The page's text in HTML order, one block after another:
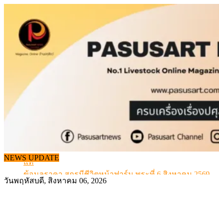
content
NEWS UPDATE
จากเครื่องดนตรีพื้นบ้านอีสาน สู่ “แคนมิลค์” แบรนด์นมโค
แท้
ข้อมูลราคา สุกรมีชีวิตหน้าฟาร์ม พระที่ 6 สิงหาคม 2569
เดินหน้าดัน “ราคากลางโคเนื้อ” แก้ปัญหาราคาโคเนื้อตก
วันพฤหัสบดี, สิงหาคม 06, 2026